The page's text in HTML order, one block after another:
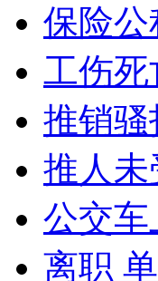
保险
工伤
推销
推人
公交
离职